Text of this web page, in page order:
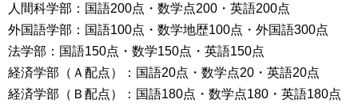
人間科学部：国語200点・数学点200・英語200点
外国語学部：国語100点・数学地歴100点・外国語300点
法学部：国語150点・数学150点・英語150点
経済学部（Ａ配点）：国語20点・数学点20・英語20点
経済学部（Ｂ配点）：国語180点・数学点180・英語180点